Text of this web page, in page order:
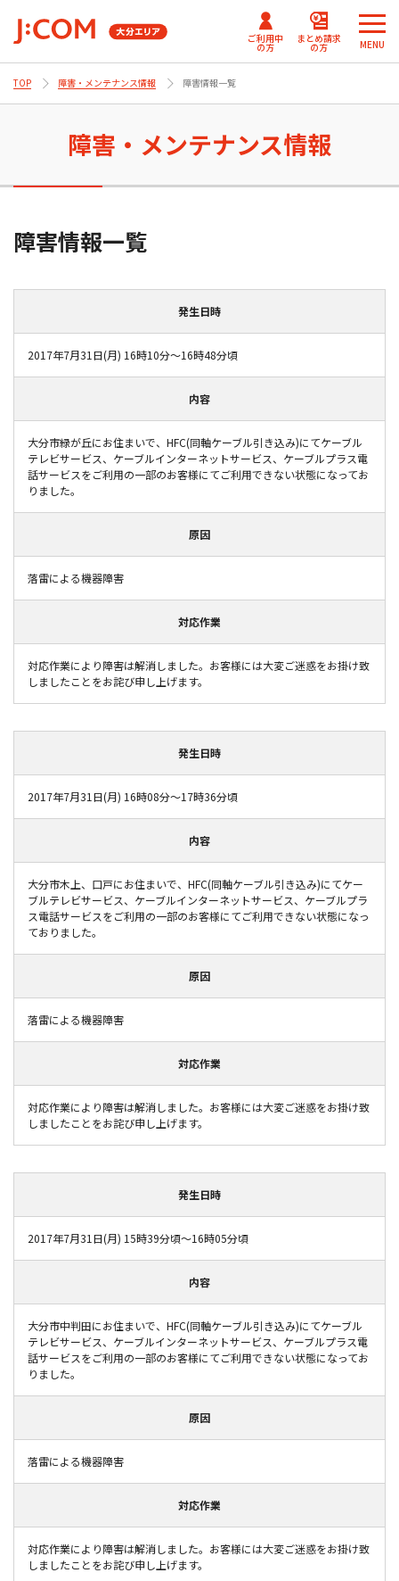
ご利用中
の方
ト・優待
Fun！J:COM
J:COM
パーソナルID
ご契約内容確認・変更 マイページ
まとめ請求
の方
for NETFLIX
（DAZN）
MENU
TOP 障害・メンテナンス情報 障害情報一覧
障害・メンテナンス情報
障害情報一覧
発生日時
2017年7月31日(月) 16時10分～16時48分頃
内容
大分市緑が丘にお住まいで、HFC(同軸ケーブル引き込み)にてケーブル
テレビサービス、ケーブルインターネットサービス、ケーブルプラス電
話サービスをご利用の一部のお客様にてご利用できない状態になってお
りました。
原因
落雷による機器障害
対応作業
対応作業により障害は解消しました。お客様には大変ご迷惑をお掛け致
しましたことをお詫び申し上げます。
発生日時
2017年7月31日(月) 16時08分～17時36分頃
内容
大分市木上、口戸にお住まいで、HFC(同軸ケーブル引き込み)にてケー
ブルテレビサービス、ケーブルインターネットサービス、ケーブルプラ
ス電話サービスをご利用の一部のお客様にてご利用できない状態になっ
ておりました。
原因
落雷による機器障害
対応作業
対応作業により障害は解消しました。お客様には大変ご迷惑をお掛け致
しましたことをお詫び申し上げます。
発生日時
2017年7月31日(月) 15時39分頃～16時05分頃
内容
大分市中判田にお住まいで、HFC(同軸ケーブル引き込み)にてケーブル
テレビサービス、ケーブルインターネットサービス、ケーブルプラス電
話サービスをご利用の一部のお客様にてご利用できない状態になってお
りました。
原因
落雷による機器障害
対応作業
対応作業により障害は解消しました。お客様には大変ご迷惑をお掛け致
しましたことをお詫び申し上げます。